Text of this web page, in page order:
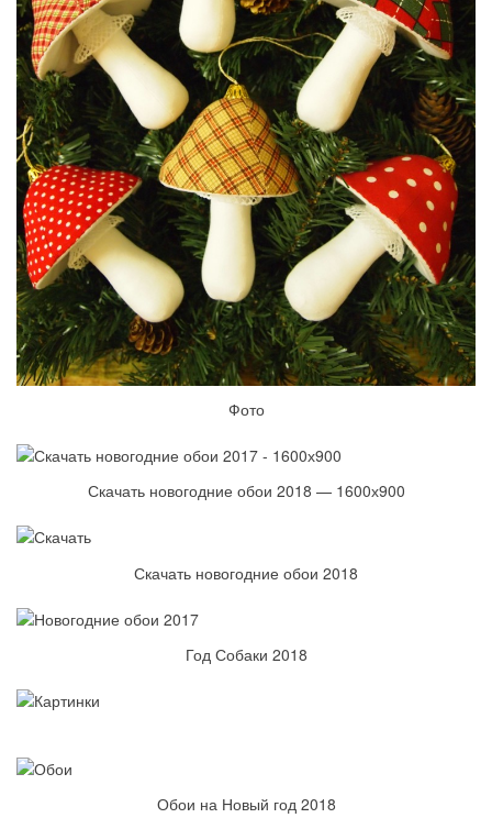
Фото
Скачать новогодние обои 2018 — 1600х900
Скачать новогодние обои 2018
Год Собаки 2018
Обои на Новый год 2018